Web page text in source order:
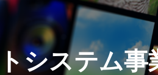
システム事